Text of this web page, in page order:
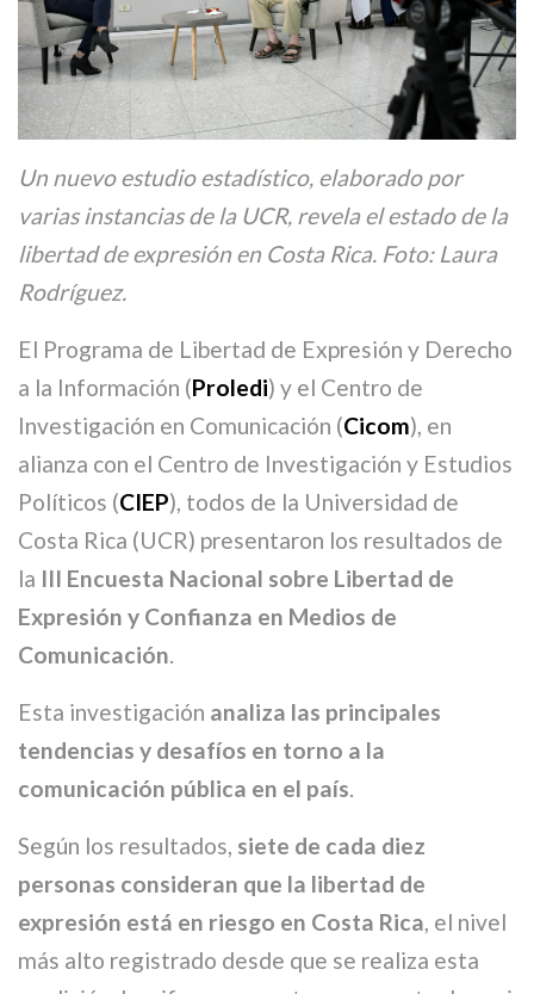
Un nuevo estudio estadístico, elaborado por
varias instancias de la UCR, revela el estado de la
libertad de expresión en Costa Rica. Foto: Laura
Rodríguez.
El Programa de Libertad de Expresión y Derecho
a la Información (Proledi) y el Centro de
Investigación en Comunicación (Cicom), en
alianza con el Centro de Investigación y Estudios
Políticos (CIEP), todos de la Universidad de
Costa Rica (UCR) presentaron los resultados de
la III Encuesta Nacional sobre Libertad de
Expresión y Confianza en Medios de
Comunicación.
Esta investigación analiza las principales
tendencias y desafíos en torno a la
comunicación pública en el país.
Según los resultados, siete de cada diez
personas consideran que la libertad de
expresión está en riesgo en Costa Rica, el nivel
más alto registrado desde que se realiza esta